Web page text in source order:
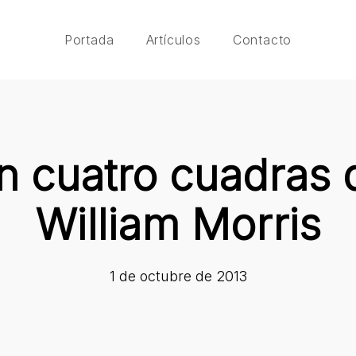
Portada Artículos Contacto
cuatro cuadras
William Morris
1 de octubre de 2013